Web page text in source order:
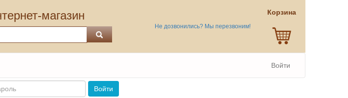
магазин
Не дозвонились? Мы перезвоним!
Корзина
Войти
Войти